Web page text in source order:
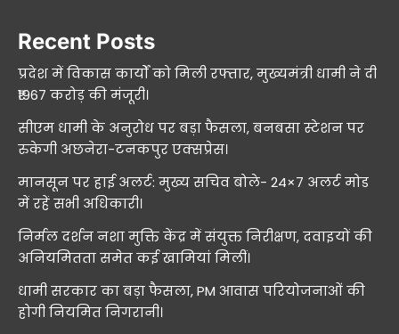
Recent Posts
प्रदेश में विकास कार्यों को मिली रफ्तार, मुख्यमंत्री धामी ने दी
₹1967 करोड़ की मंजूरी।
सीएम धामी के अनुरोध पर बड़ा फैसला, बनबसा स्टेशन पर
रुकेगी अछनेरा-टनकपुर एक्सप्रेस।
मानसून पर हाई अलर्ट: मुख्य सचिव बोले- 24×7 अलर्ट मोड
में रहें सभी अधिकारी।
निर्मल दर्शन नशा मुक्ति केंद्र में संयुक्त निरीक्षण, दवाइयों की
अनियमितता समेत कई खामियां मिलीं।
धामी सरकार का बड़ा फैसला, PM आवास परियोजनाओं की
होगी नियमित निगरानी।